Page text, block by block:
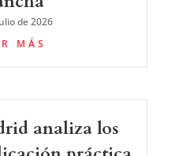
de 2026
MÁS
analiza los